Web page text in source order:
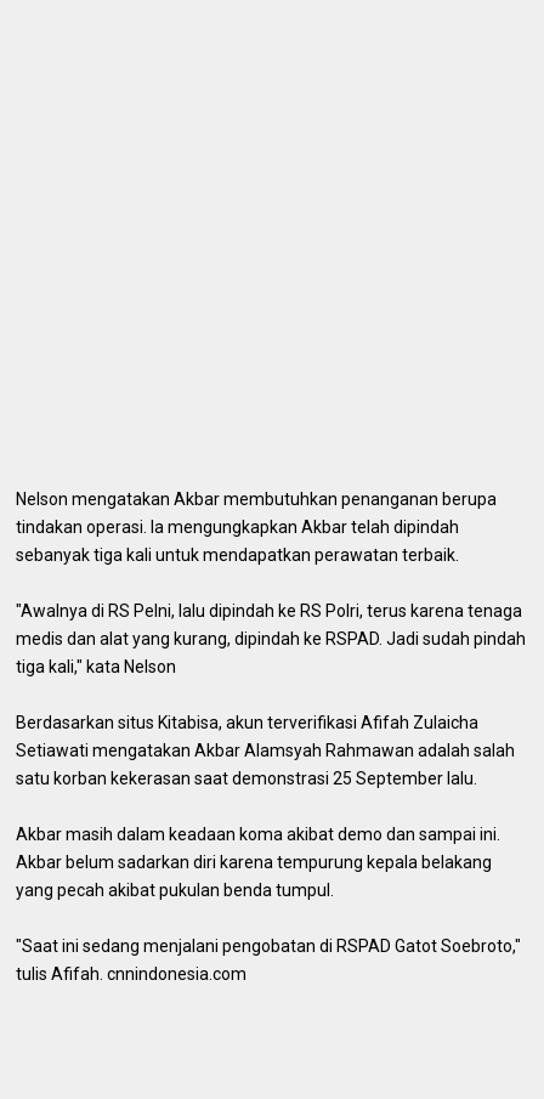
Nelson mengatakan Akbar membutuhkan penanganan berupa
tindakan operasi. Ia mengungkapkan Akbar telah dipindah
sebanyak tiga kali untuk mendapatkan perawatan terbaik.
"Awalnya di RS Pelni, lalu dipindah ke RS Polri, terus karena tenaga
medis dan alat yang kurang, dipindah ke RSPAD. Jadi sudah pindah
tiga kali," kata Nelson
Berdasarkan situs Kitabisa, akun terverifikasi Afifah Zulaicha
Setiawati mengatakan Akbar Alamsyah Rahmawan adalah salah
satu korban kekerasan saat demonstrasi 25 September lalu.
Akbar masih dalam keadaan koma akibat demo dan sampai ini.
Akbar belum sadarkan diri karena tempurung kepala belakang
yang pecah akibat pukulan benda tumpul.
"Saat ini sedang menjalani pengobatan di RSPAD Gatot Soebroto,"
tulis Afifah. cnnindonesia.com